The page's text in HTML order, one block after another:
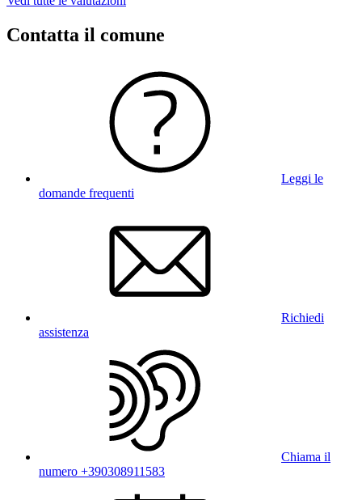
Contatta il comune
Leggi le
domande frequenti
Richiedi
assistenza
Chiama il
numero +390308911583